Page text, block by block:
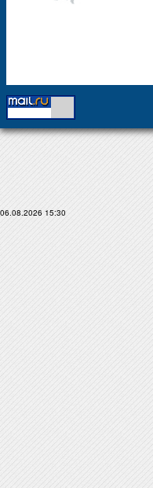
06.08.2026 15:30